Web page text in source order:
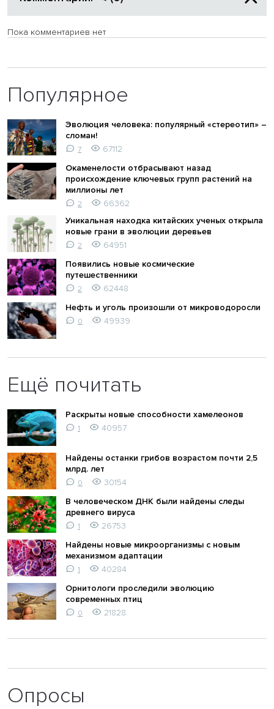
Пока комментариев нет
Популярное
Эволюция человека: популярный «стереотип» –
сломан!
7
67112
Окаменелости отбрасывают назад
происхождение ключевых групп растений на
миллионы лет
2
66362
Уникальная находка китайских ученых открыла
новые грани в эволюции деревьев
2
64951
Появились новые космические
путешественники
2
62448
Нефть и уголь произошли от микроводоросли
0 49939
Ещё почитать
Раскрыты новые способности хамелеонов
1 40957
Найдены останки грибов возрастом почти 2,5
млрд. лет
0
30154
В человеческом ДНК были найдены следы
древнего вируса
1
26753
Найдены новые микроорганизмы с новым
механизмом адаптации
1
40284
Орнитологи проследили эволюцию
современных птиц
0 21828
Опросы